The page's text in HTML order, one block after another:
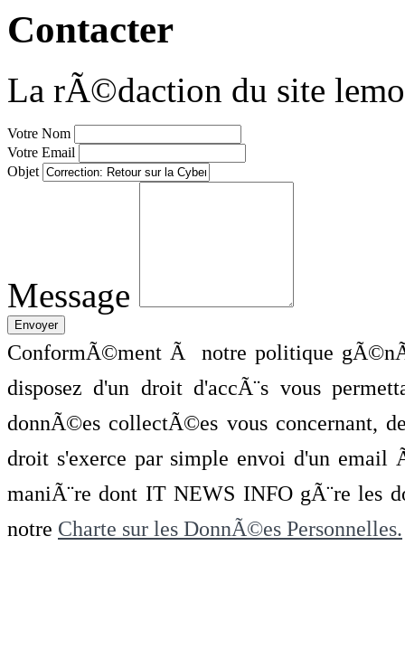
Contacter
La rÃ©daction du site
Votre Nom
Votre Email
Objet
Message
ConformÃ©ment Ã notre politique
disposez d'un droit d'accÃ¨s vous
donnÃ©es collectÃ©es vous concernant,
droit s'exerce par simple envoi d'un
maniÃ¨re dont IT NEWS INFO gÃ¨re les
notre Charte sur les DonnÃ©es Personnelles.